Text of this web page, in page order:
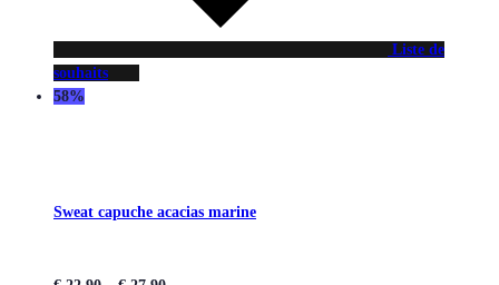
Liste de
souhaits
58%
Sweat capuche acacias marine